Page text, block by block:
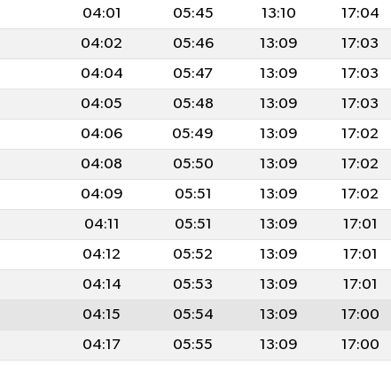
04:01 05:45 13:10 17:04
04:02 05:46 13:09 17:03
04:04 05:47 13:09 17:03
04:05 05:48 13:09 17:03
04:06 05:49 13:09 17:02
04:08 05:50 13:09 17:02
04:09 05:51 13:09 17:02
04:11 05:51 13:09 17:01
04:12 05:52 13:09 17:01
04:14 05:53 13:09 17:01
04:15 05:54 13:09 17:00
04:17 05:55 13:09 17:00